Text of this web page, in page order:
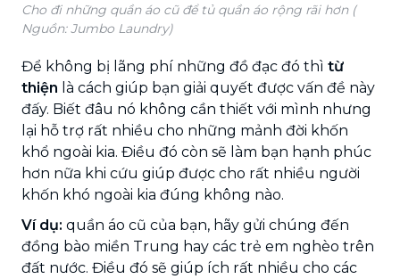
Cho đi những quần áo cũ để tủ quần áo rộng rãi hơn (
Nguồn: Jumbo Laundry)
Để không bị lãng phí những đồ đạc đó thì từ
thiện là cách giúp bạn giải quyết được vấn đề này
đấy. Biết đâu nó không cần thiết với mình nhưng
lại hỗ trợ rất nhiều cho những mảnh đời khốn
khổ ngoài kia. Điều đó còn sẽ làm bạn hạnh phúc
hơn nữa khi cứu giúp được cho rất nhiều người
khốn khó ngoài kia đúng không nào.
Ví dụ: quần áo cũ của bạn, hãy gửi chúng đến
đồng bào miền Trung hay các trẻ em nghèo trên
đất nước. Điều đó sẽ giúp ích rất nhiều cho các